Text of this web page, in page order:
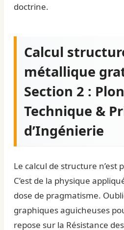
doctrine.
Calcul
métallique
Section 2 :
Technique &
d’Ingénierie
Le calcul de structure n’est
C’est de la physique
dose de pragmatisme.
graphiques aguicheuses
repose sur la Résistance